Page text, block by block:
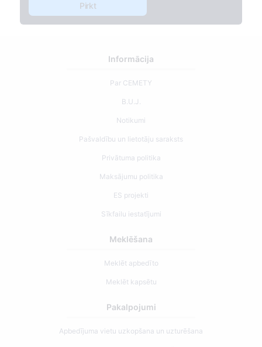
Pirkt
Informācija
Par CEMETY
B.U.J.
Notikumi
Pašvaldību un lietotāju saraksts
Privātuma politika
Maksājumu politika
ES projekti
Sīkfailu iestatījumi
Meklēšana
Meklēt apbedīto
Meklēt kapsētu
Pakalpojumi
Apbedījuma vietu uzkopšana un uzturēšana